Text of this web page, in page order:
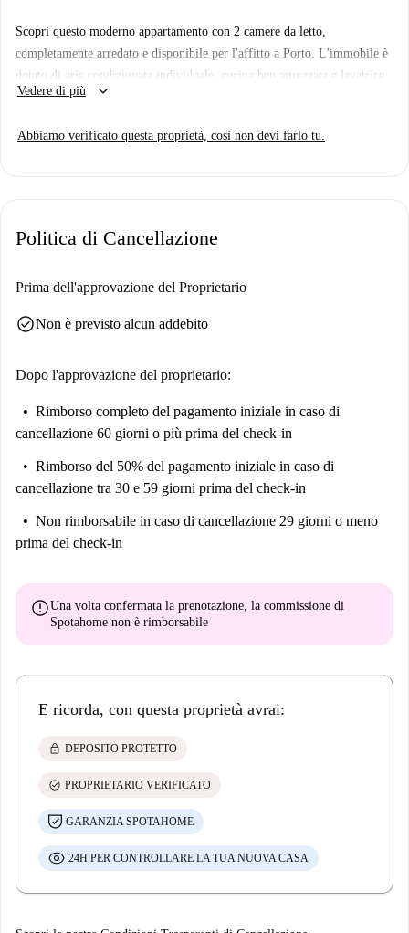
Scopri questo moderno appartamento con 2 camere da letto,
completamente arredato e disponibile per l'affitto a Porto. L'immobile è
dotato di aria condizionata individuale, cucina ben attrezzata e lavatrice
privata. Accetta animali domestici, dispone di balcone e non dispone di
Non è consentito fumare, sebbene Spotahome abbia ispezionato
attrazioni di notevole interesse. Nelle vicinanze, potrete esplorare la
Pestanas, oltre a diversi altri punti di riferimento importanti come Praça
vita confortevole in una posizione eccellente.
Vedere di più keyboard_arrow_down
Abbiamo verificato questa proprietà, così non devi farlo tu.
Politica di Cancellazione
Prima dell'approvazione del Proprietario
check_circleNon è previsto alcun addebito
Dopo l'approvazione del proprietario:
Rimborso completo del pagamento iniziale in caso di
cancellazione 60 giorni o più prima del check-in
Rimborso del 50% del pagamento iniziale in caso di
cancellazione tra 30 e 59 giorni prima del check-in
Non rimborsabile in caso di cancellazione 29 giorni o meno
prima del check-in
errorUna volta confermata la prenotazione, la commissione di
Spotahome non è rimborsabile
E ricorda, con questa proprietà avrai:
lock DEPOSITO PROTETTO
check_circle PROPRIETARIO VERIFICATO
GARANZIA SPOTAHOME
24H PER CONTROLLARE LA TUA NUOVA CASA